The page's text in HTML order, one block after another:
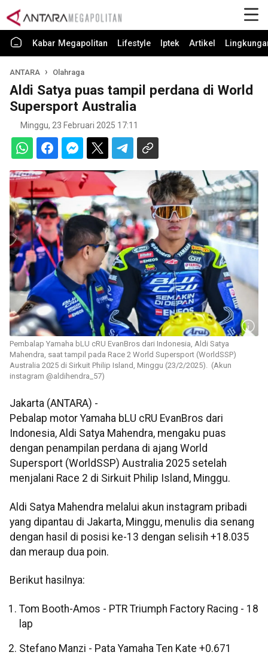
Kabar Megapolitan Lifestyle Iptek Artikel
ANTARA Olahraga
Aldi Satya puas tampil perdana di World
Supersport Australia
Minggu, 23 Februari 2025 17:11
Pembalap Yamaha bLU cRU EvanBros dari Indonesia, Aldi Satya
Mahendra, saat tampil pada Race 2 World Supersport (WorldSSP)
Australia 2025 di Sirkuit Philip Island, Minggu (23/2/2025). (Akun
instagram @aldihendra_57)
Jakarta (ANTARA) -
Pebalap motor Yamaha bLU cRU EvanBros dari
Indonesia, Aldi Satya Mahendra, mengaku puas
dengan penampilan perdana di ajang World
Supersport (WorldSSP) Australia 2025 setelah
menjalani Race 2 di Sirkuit Philip Island, Minggu.
Aldi Satya Mahendra melalui akun instagram pribadi
yang dipantau di Jakarta, Minggu, menulis dia senang
dengan hasil di posisi ke-13 dengan selisih +18.035
dan meraup dua poin.
Berikut hasilnya:
Tom Booth-Amos - PTR Triumph Factory Racing - 18
lap
Stefano Manzi - Pata Yamaha Ten Kate +0.671